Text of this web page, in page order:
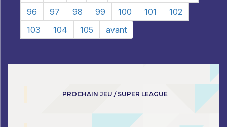
96
97 98 99 100 101
102
103
104 105 avant
PROCHAIN JEU / SUPER LEAGUE